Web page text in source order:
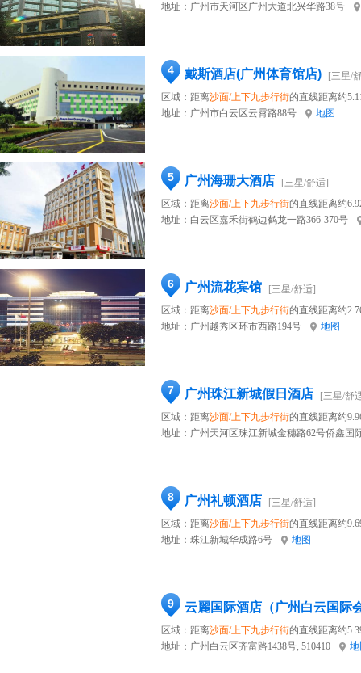
地址： 广州市天河区广州大道北兴华路38号
4 戴斯酒店(广州体育馆店)
[三星/
区域：距离沙面/上下九步行街的直线距离约
地址： 广州市白云区云霄路88号 地图
5 广州海珊大酒店
[三星/舒适]
区域：距离沙面/上下九步行街的直线距离约
地址： 白云区嘉禾街鹤边鹤龙一路366-370号
6 广州流花宾馆
[三星/舒适]
区域：距离沙面/上下九步行街的直线距离约
地址： 广州越秀区环市西路194号 地图
7 广州珠江新城假日酒店
[三星/舒
区域：距离沙面/上下九步行街的直线距离约
地址： 广州天河区珠江新城金穗路62号侨鑫国
8 广州礼顿酒店
[三星/舒适]
区域：距离沙面/上下九步行街的直线距离约
地址： 珠江新城华成路6号 地图
9
区域：距离沙面/上下九步行街的直线距离约
地址： 广州白云区齐富路1438号, 510410